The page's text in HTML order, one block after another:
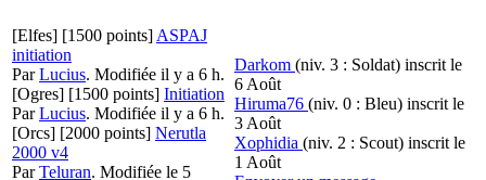
[Elfes] [1500 points] ASPAJ
initiation
ParLucius. Modifiée il y a 6 h.
[Ogres] [1500 points] Initiation
ParLucius. Modifiée il y a 6 h.
[Orcs] [2000 points] Nerutla
2000 v4
ParTeluran. Modifiée le 5
Darkom (niv. 3 : Soldat) inscrit le
6 Août
Hiruma76 (niv. 0 : Bleu) inscrit le
3 Août
Xophidia (niv. 2 : Scout) inscrit le
1 Août